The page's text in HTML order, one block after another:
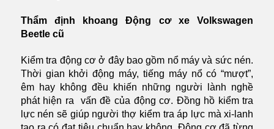
Thẩm định khoang Động cơ xe Volkswagen
Beetle cũ
Kiểm tra động cơ ở đây bao gồm nổ máy và sức nén.
Thời gian khởi động máy, tiếng máy nổ có “mượt”,
êm hay không đều khiến những người lành nghề
phát hiện ra vấn đề của động cơ. Đồng hồ kiểm tra
lực nén sẽ giúp người thợ kiểm tra áp lực mà xi-lanh